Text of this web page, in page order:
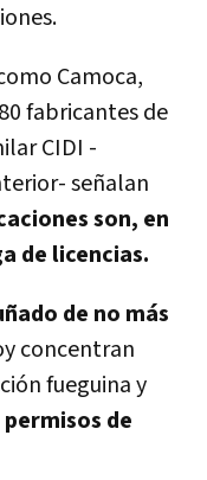
Camoca,
fabricantes de
CIDI -
señalan
son, en
de licencias.
de no más
concentran
fueguina y
de